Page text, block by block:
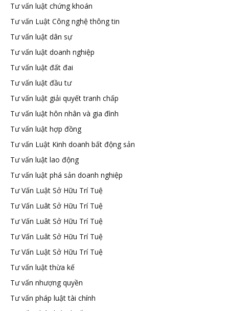
Tư vấn luật chứng khoán
Tư vấn Luật Công nghệ thông tin
Tư vấn luật dân sự
Tư vấn luật doanh nghiệp
Tư vấn luật đất đai
Tư vấn luật đầu tư
Tư vấn luật giải quyết tranh chấp
Tư vấn luật hôn nhân và gia đình
Tư vấn luật hợp đồng
Tư vấn Luật Kinh doanh bất động sản
Tư vấn luật lao động
Tư vấn luật phá sản doanh nghiệp
Tư Vấn Luật Sở Hữu Trí Tuệ
Tư Vấn Luât Sở Hữu Trí Tuệ
Tư Vấn Luât Sở Hữu Trí Tuệ
Tư Vấn Luât Sở Hữu Trí Tuệ
Tư Vấn Luật Sở Hữu Trí Tuệ
Tư vấn luật thừa kế
Tư vấn nhượng quyền
Tư vấn pháp luật tài chính